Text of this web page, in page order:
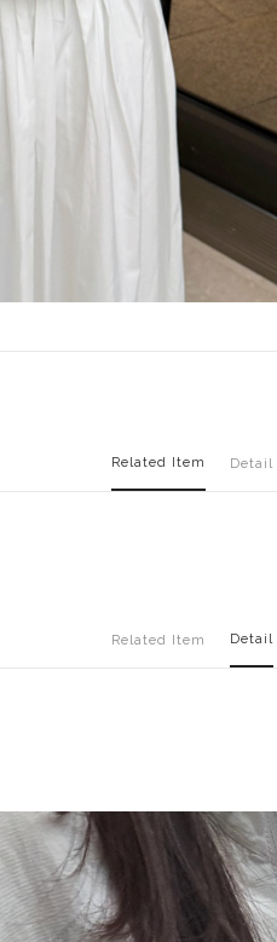
Related Item Detail
Related Item Detail